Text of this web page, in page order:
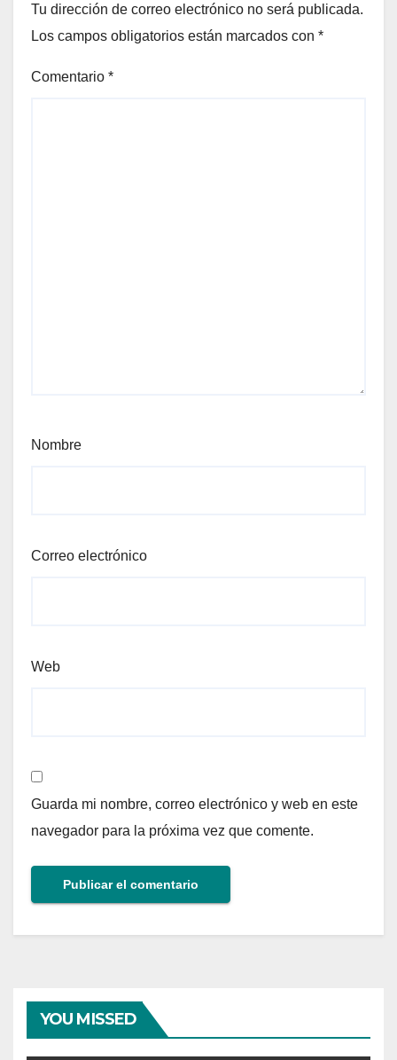
Tu dirección de correo electrónico no será publicada.
Los campos obligatorios están marcados con *
Comentario *
Nombre
Correo electrónico
Web
Guarda mi nombre, correo electrónico y web en este
navegador para la próxima vez que comente.
YOU MISSED